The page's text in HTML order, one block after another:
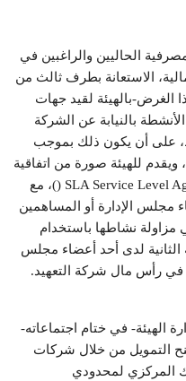
الحاليين والراغبين في
الاستعانة بطرف ثالث من
الغرض-بالهيئة لقيد جهات
بالنيابة عن الشركة
على أن يكون ذلك بموجب
ويقدم للهيئة صورة من اتفاقية
نطاق ومستويات التشغيل () SLA Service Level Agreement ()، مع
مجلس الإدارة أو المساهمين
مزاولة نشاطها باستخدام
الثانية لدى أحد أعضاء مجلس
في رأس مال شركة التعهيد.
في ختام اجتماعاته-
التمويل من خلال شركات
المركزي لمحدودي